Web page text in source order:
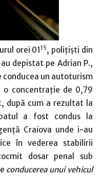
orei 0115, poliţişti din
depistat pe Adrian P.,
conducea un autoturism
o concentraţie de 0,79
după cum a rezultat la
a fost condus la
Craiova unde i-au
în vederea stabilirii
dosar penal sub
conducerea unui vehicul